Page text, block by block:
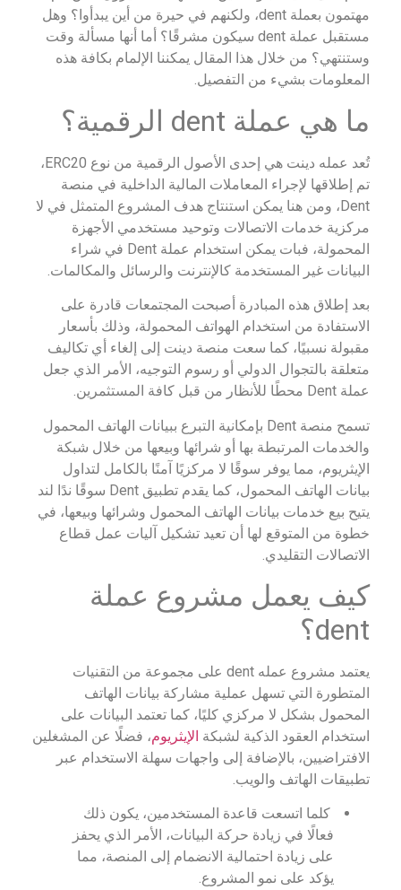
مهتمون بعملة dent، ولكنهم في حيرة من أين يبدأوا؟ وهل
مستقبل عملة dent سيكون مشرقًا؟ أما أنها مسألة وقت
وستنتهي؟ من خلال هذا المقال يمكننا الإلمام بكافة هذه
المعلومات بشيء من التفصيل.
ما هي عملة dent الرقمية؟
تُعد عمله دينت هي إحدى الأصول الرقمية من نوع ERC20،
تم إطلاقها لإجراء المعاملات المالية الداخلية في منصة
Dent، ومن هنا يمكن استنتاج هدف المشروع المتمثل في لا
مركزية خدمات الاتصالات وتوحيد مستخدمي الأجهزة
المحمولة، فبات يمكن استخدام عملة Dent في شراء
البيانات غير المستخدمة كالإنترنت والرسائل والمكالمات.
بعد إطلاق هذه المبادرة أصبحت المجتمعات قادرة على
الاستفادة من استخدام الهواتف المحمولة، وذلك بأسعار
مقبولة نسبيًا، كما سعت منصة دينت إلى إلغاء أي تكاليف
متعلقة بالتجوال الدولي أو رسوم التوجيه، الأمر الذي جعل
عملة Dent محطًا للأنظار من قبل كافة المستثمرين.
تسمح منصة Dent بإمكانية التبرع ببيانات الهاتف المحمول
والخدمات المرتبطة بها أو شرائها وبيعها من خلال شبكة
الإيثريوم، مما يوفر سوقًا لا مركزيًا آمنًا بالكامل لتداول
بيانات الهاتف المحمول، كما يقدم تطبيق Dent سوقًا ندًا لند
يتيح بيع خدمات بيانات الهاتف المحمول وشرائها وبيعها، في
خطوة من المتوقع لها أن تعيد تشكيل آليات عمل قطاع
الاتصالات التقليدي.
كيف يعمل مشروع عملة
dent؟
يعتمد مشروع عمله dent على مجموعة من التقنيات
المتطورة التي تسهل عملية مشاركة بيانات الهاتف
المحمول بشكل لا مركزي كليًا، كما تعتمد البيانات على
استخدام العقود الذكية لشبكة الإيثريوم، فضلًا عن المشغلين
الافتراضيين، بالإضافة إلى واجهات سهلة الاستخدام عبر
تطبيقات الهاتف والويب.
كلما اتسعت قاعدة المستخدمين، يكون ذلك
فعالًا في زيادة حركة البيانات، الأمر الذي يحفز
على زيادة احتمالية الانضمام إلى المنصة، مما
يؤكد على نمو المشروع.